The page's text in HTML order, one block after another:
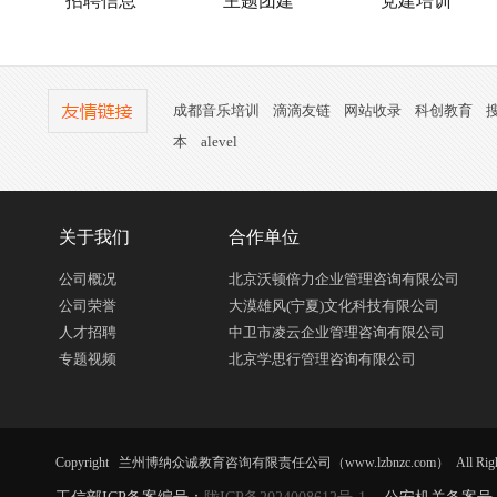
成都音乐培训 滴滴友链 网站收录 科创教育
本
alevel
关于我们 合作单位
公司概况
公司荣誉
人才招聘
专题视频
北京沃顿倍力企业管理咨询有限公司
大漠雄风(宁夏)文化科技有限公司
中卫市凌云企业管理咨询有限公司
北京学思行管理咨询有限公司
Copyright 兰州博纳众诚教育咨询有限责任公司（www.lzbnzc.com） All